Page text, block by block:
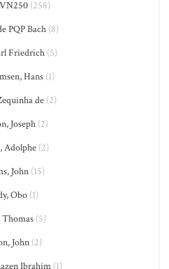
(258)
PQP Bach(8)
Friedrich(5)
Hans(1)
de (2)
Joseph(2)
Adolphe(2)
John (15)
Obo (1)
Thomas (5)
John (2)
Ibrahim (1)